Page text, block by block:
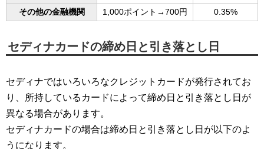
その他の金融機関
1,000ポイント→700円 0.35%
セディナカードの締め日と引き落とし日
セディナではいろいろなクレジットカードが発行されてお
り、所持しているカードによって締め日と引き落とし日が
異なる場合があります。
セディナカードの場合は締め日と引き落とし日が以下のよ
うになります。